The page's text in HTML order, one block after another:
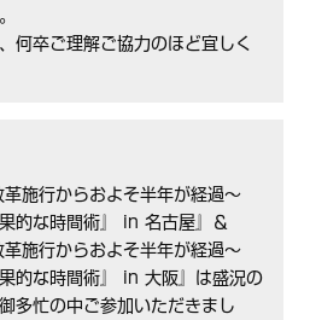
何卒ご理解ご協力のほど宜しく
施行からおよそ半年が経過～
的な時間術』 in 名古屋』＆
施行からおよそ半年が経過～
的な時間術』 in 大阪』は盛況の
多忙の中ご参加いただきまし